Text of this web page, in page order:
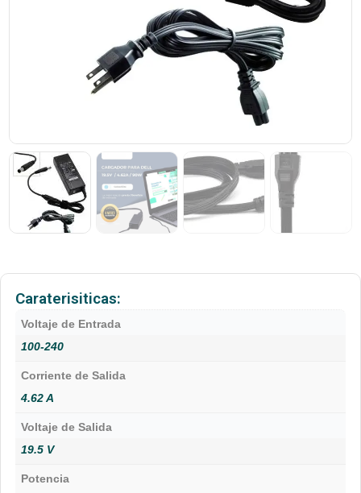
Caraterisiticas:
Voltaje de Entrada
100-240
Corriente de Salida
4.62 A
Voltaje de Salida
19.5 V
Potencia